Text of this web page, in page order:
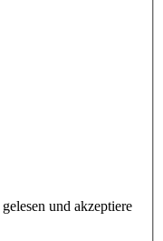
gelesen und akzeptiere